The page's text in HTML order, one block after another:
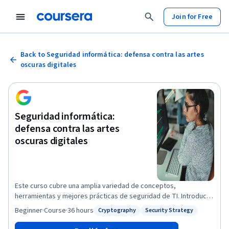
Join for Free
Back to Seguridad informática: defensa contra las artes
oscuras digitales
Seguridad informática:
defensa contra las artes
oscuras digitales
Este curso cubre una amplia variedad de conceptos,
herramientas y mejores prácticas de seguridad de TI. Introduce
amenazas y ataques, y las muchas formas en que pueden
aparecer. Te daremos algunos antecedentes de algoritmos de
cifrado y cómo se utilizan para salvaguardar los datos. Luego,
Status: Cryptography
Cryptography
Status: Security Strategy
Security Strategy
Beginner·Course·36 hours